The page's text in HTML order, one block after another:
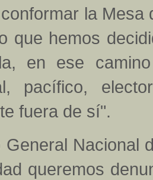
la
que hemos
en ese
pacífico,
fuera de sí".
General Nacional
queremos